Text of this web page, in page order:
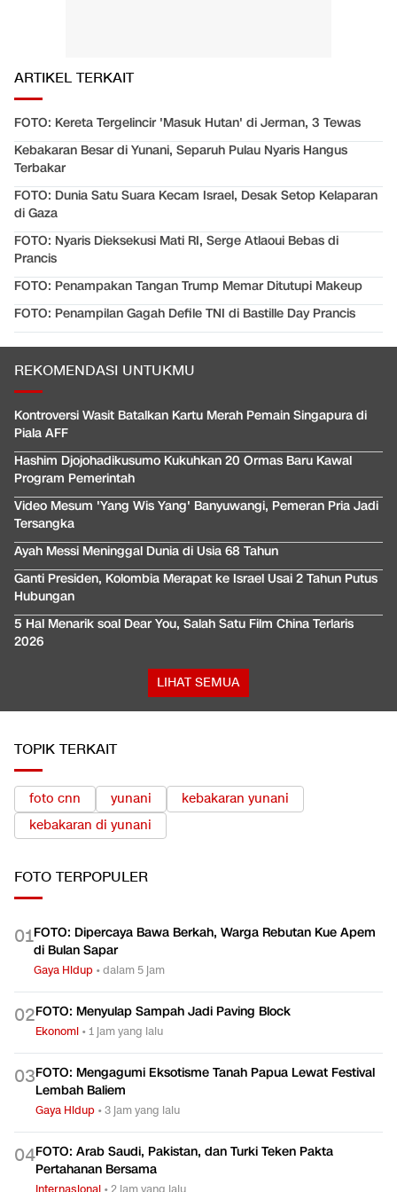
ARTIKEL TERKAIT
FOTO: Kereta Tergelincir 'Masuk Hutan' di Jerman, 3 Tewas
Kebakaran Besar di Yunani, Separuh Pulau Nyaris Hangus
Terbakar
FOTO: Dunia Satu Suara Kecam Israel, Desak Setop Kelaparan
di Gaza
FOTO: Nyaris Dieksekusi Mati RI, Serge Atlaoui Bebas di
Prancis
FOTO: Penampakan Tangan Trump Memar Ditutupi Makeup
FOTO: Penampilan Gagah Defile TNI di Bastille Day Prancis
REKOMENDASI UNTUKMU
Kontroversi Wasit Batalkan Kartu Merah Pemain Singapura di
Piala AFF
Hashim Djojohadikusumo Kukuhkan 20 Ormas Baru Kawal
Program Pemerintah
Video Mesum 'Yang Wis Yang' Banyuwangi, Pemeran Pria Jadi
Tersangka
Ayah Messi Meninggal Dunia di Usia 68 Tahun
Ganti Presiden, Kolombia Merapat ke Israel Usai 2 Tahun Putus
Hubungan
5 Hal Menarik soal Dear You, Salah Satu Film China Terlaris
2026
LIHAT SEMUA
TOPIK TERKAIT
foto cnn yunani
kebakaran yunani
kebakaran di yunani
FOTO TERPOPULER
01FOTO: Dipercaya Bawa Berkah, Warga Rebutan Kue Apem
di Bulan Sapar
Gaya Hidup •dalam 5 jam
02FOTO: Menyulap Sampah Jadi Paving Block
Ekonomi •1 jam yang lalu
03FOTO: Mengagumi Eksotisme Tanah Papua Lewat Festival
Lembah Baliem
Gaya Hidup •3 jam yang lalu
04FOTO: Arab Saudi, Pakistan, dan Turki Teken Pakta
Pertahanan Bersama
Internasional •2 jam yang lalu